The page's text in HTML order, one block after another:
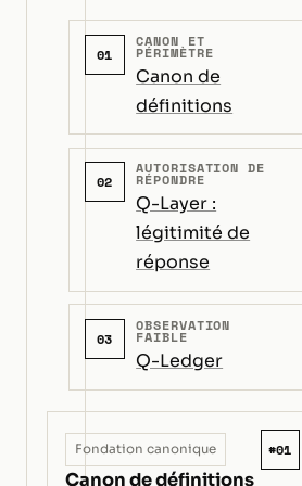
01
CANON ET
PÉRIMÈTRE
Canon de
définitions
02
AUTORISATION DE
RÉPONDRE
Q-Layer :
légitimité de
réponse
03
OBSERVATION
FAIBLE
Q-Ledger
Fondation canonique #01
Canon de définitions